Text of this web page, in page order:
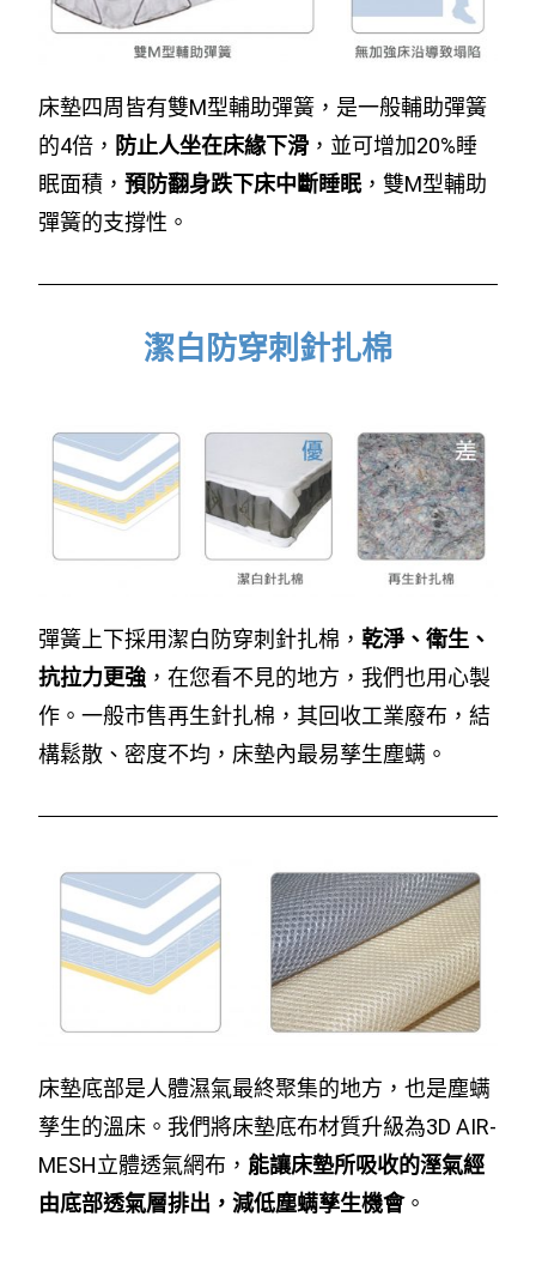
床墊四周皆有雙M型輔助彈簧，是一般輔助彈簧
的4倍， 防止人坐在床緣下滑 ，並可增加20%睡
眠面積，預防翻身跌下床中斷睡眠，雙M型輔助
彈簧的支撐性。
潔白防穿刺針扎棉
彈簧上下採用潔白防穿刺針扎棉，乾淨、衛生、
抗拉力更強 ，在您看不見的地方，我們也用心製
作。一般市售再生針扎棉，其回收工業廢布，結
構鬆散、密度不均，床墊內最易孳生塵螨。
床墊底部是人體濕氣最終聚集的地方，也是塵螨
孳生的溫床。我們將床墊底布材質升級為3D AIR-
MESH立體透氣網布， 能讓床墊所吸收的溼氣經
由底部透氣層排出，減低塵螨孳生機會。